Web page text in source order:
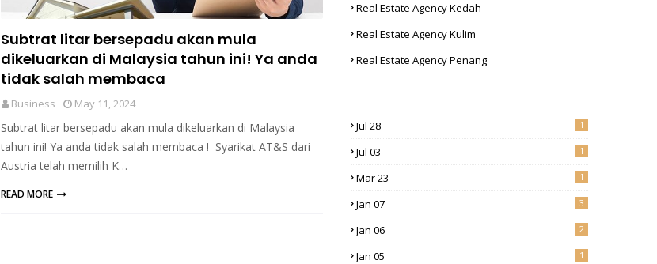
Subtrat litar bersepadu akan mula
dikeluarkan di Malaysia tahun ini! Ya anda
tidak salah membaca
Business May 11, 2024
Subtrat litar bersepadu akan mula dikeluarkan di Malaysia
tahun ini! Ya anda tidak salah membaca ! Syarikat AT&S dari
Austria telah memilih K…
READ MORE
Real Estate Agency Kedah
Real Estate Agency Kulim
Real Estate Agency Penang
Jul 28 1
Jul 03 1
Mar 23 1
Jan 07 3
Jan 06 2
Jan 05 1